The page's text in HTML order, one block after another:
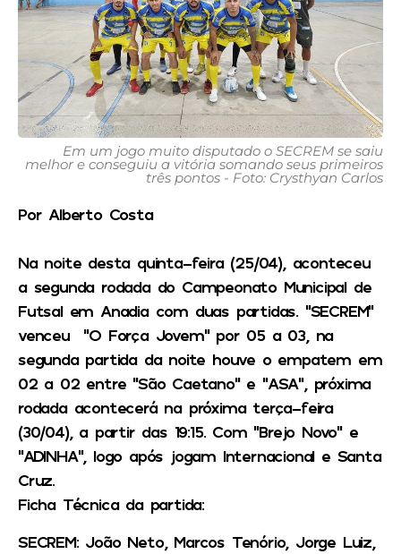
Em um jogo muito disputado o SECREM se saiu
melhor e conseguiu a vitória somando seus primeiros
três pontos - Foto: Crysthyan Carlos
Por Alberto Costa
Na noite desta quinta-feira (25/04), aconteceu
a segunda rodada do Campeonato Municipal de
Futsal em Anadia com duas partidas. “SECREM”
venceu “O Força Jovem”por 05 a 03, na
segunda partida da noite houve o empatem em
02 a 02 entre “São Caetano” e “ASA”,próxima
rodada acontecerá na próxima terça-feira
(30/04), a partir das 19:15. Com“Brejo Novo” e
“ADINHA”,logo após jogam Internacional e Santa
Cruz.
Ficha Técnica da partida:
SECREM: João Neto, Marcos Tenório, Jorge Luiz,